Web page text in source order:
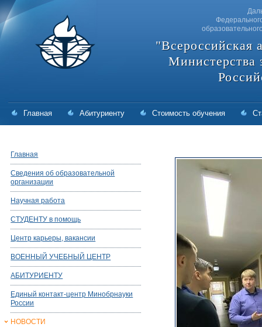
"Всероссийская
Министерства
Главная Абитуриенту Стоимость обучения
Главная
Сведения об образовательной
организации
Научная работа
СТУДЕНТУ в помощь
Центр карьеры, вакансии
ВОЕННЫЙ УЧЕБНЫЙ ЦЕНТР
АБИТУРИЕНТУ
Единый контакт-центр Минобрнауки
России
НОВОСТИ